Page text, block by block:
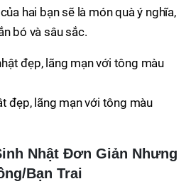
hai bạn sẽ là món quà ý nghĩa,
bó và sâu sắc.
đẹp, lãng mạn với tông màu
Nhật Đơn Giản Nhưng
Bạn Trai